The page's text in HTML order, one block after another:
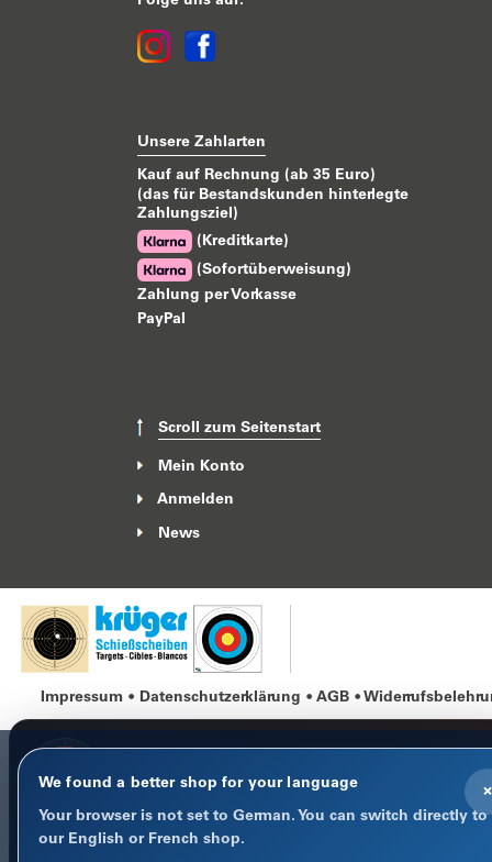
Unsere Zahlarten
Kauf auf Rechnung (ab 35 Euro)
(das für Bestandskunden hinterlegte
Zahlungsziel)
(Kreditkarte)
(Sofortüberweisung)
Zahlung per Vorkasse
PayPal
Scroll zum Seitenstart
Mein Konto
Anmelden
News
Impressum Datenschutzerklärung AGB
×
We found a better shop for your language
Your browser is not set to German. You can switch directly to
our English or French shop.
COOKIE-HINWEIS
Datenschutz im Fokus